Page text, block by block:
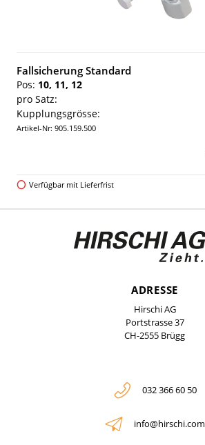
Fallsicherung Standard
Pos: 10, 11, 12
pro Satz:
Kupplungsgrösse:
Artikel-Nr: 905.159.500
Verfügbar mit Lieferfrist
ADRESSE
Hirschi AG
Portstrasse 37
CH-2555 Brügg
032 366 60 50
info@hirschi.com